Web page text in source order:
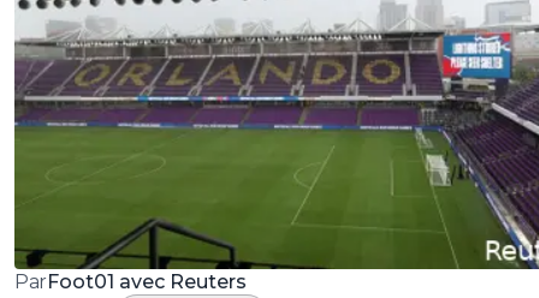
ParFoot01 avec Reuters